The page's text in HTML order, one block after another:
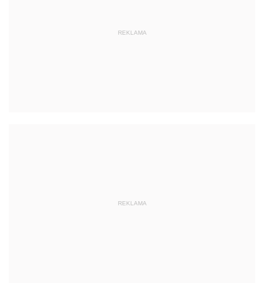
REKLAMA
REKLAMA